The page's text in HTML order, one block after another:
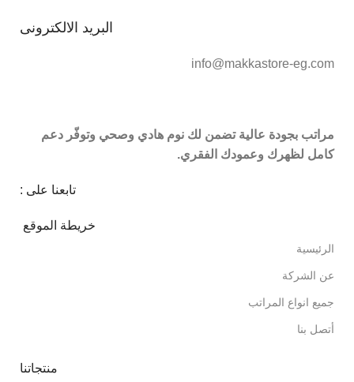
البريد الالكترونى
info@makkastore-eg.com
مراتب بجودة عالية تضمن لك نوم هادي وصحي وتوفّر دعم
كامل لظهرك وعمودك الفقري.
تابعنا على :
خريطة الموقع
الرئيسية
عن الشركة
جميع انواع المراتب
أتصل بنا
منتجاتنا